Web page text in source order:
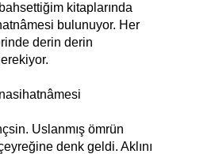
kitaplarında
bulunuyor. Her
derin derin
nasihatnâmesi
Uslanmış ömrün
denk geldi. Aklını